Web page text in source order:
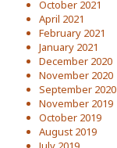
October 2021
April 2021
February 2021
January 2021
December 2020
November 2020
September 2020
November 2019
October 2019
August 2019